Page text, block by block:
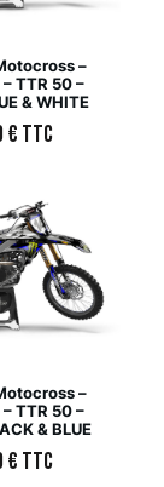
–
TTR 50 –
& WHITE
€ TTC
–
TTR 50 –
& BLUE
€ TTC